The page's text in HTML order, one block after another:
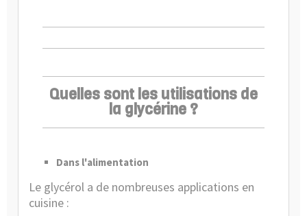
Quelles sont les utilisations de
la glycérine ?
Dans l'alimentation
Le glycérol a de nombreuses applications en
cuisine :